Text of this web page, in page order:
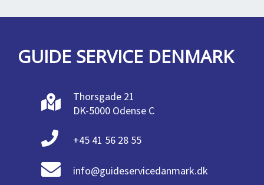
GUIDE SERVICE DENMARK
Thorsgade 21
DK-5000 Odense C
+45 41 56 28 55
info@guideservicedanmark.dk